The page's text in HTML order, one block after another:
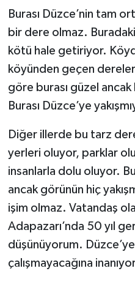
Burası Düzce’nin tam
bir dere olmaz.
kötü hale getiriyor.
köyünden geçen
göre burası güzel
Burası Düzce’ye
Diğer illerde bu tarz
yerleri oluyor, parklar
insanlarla dolu oluyor.
ancak görünün hiç
işim olmaz. Vatandaş
Adapazarı’nda 50 yıl
düşünüyorum.
çalışmayacağına